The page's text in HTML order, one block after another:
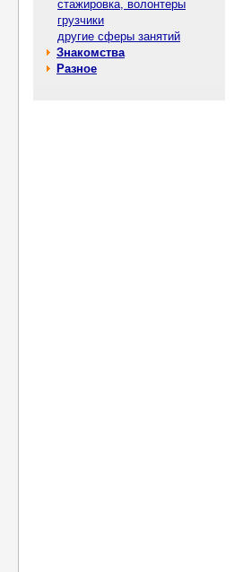
стажировка, волонтеры
грузчики
другие сферы занятий
Знакомства
Разное